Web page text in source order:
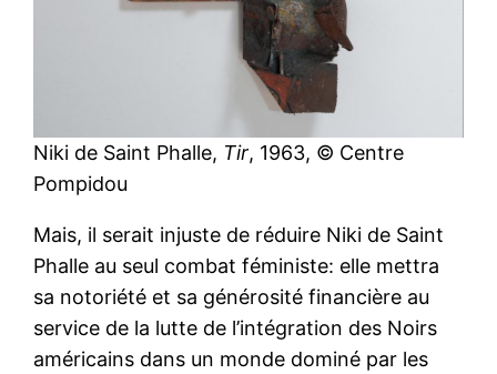
Niki de Saint Phalle, Tir, 1963, © Centre
Pompidou
Mais, il serait injuste de réduire Niki de Saint
Phalle au seul combat féministe: elle mettra
sa notoriété et sa générosité financière au
service de la lutte de l’intégration des Noirs
américains dans un monde dominé par les